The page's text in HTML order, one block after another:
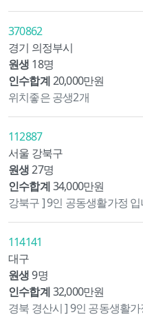
370862
경기 의정부시
원생 18명
인수합계20,000만원
위치좋은 공생2개
112887
서울 강북구
원생 27명
인수합계34,000만원
강북구 ] 9인 공동생활가정
114141
대구
원생 9명
인수합계32,000만원
경북 경산시 ] 9인 공동생활